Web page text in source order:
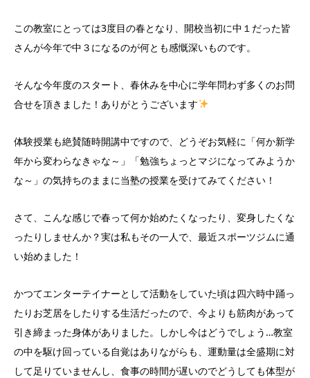
この教室にとっては3度目の春となり、開校当初に中１だった皆
さんが今年で中３になるのが何とも感慨深いものです。
そんな今年度のスタート、春休みを中心に学年問わず多くのお問
合せを頂きました！ありがとうございます
体験授業も絶賛随時開講中ですので、どうぞお気軽に「何か新学
年から変わらなきゃな～」「勉強ちょっとマジになってみようか
な～」の気持ちのままに当塾の授業を受けてみてください！
さて、こんな感じで春って何か始めたくなったり、変身したくな
ったりしませんか？実は私もその一人で、最近スポーツジムに通
い始めました！
かつてエンターテイナーとして活動をしていた頃は四六時中踊っ
たりお芝居をしたりする生活だったので、今よりも筋肉があって
引き締まった身体がありました。しかし今はどうでしょう…教室
の中を駆け回っている自覚はありながらも、運動量は全盛期に対
して足りていませんし、食事の時間が遅いのでどうしても体型が